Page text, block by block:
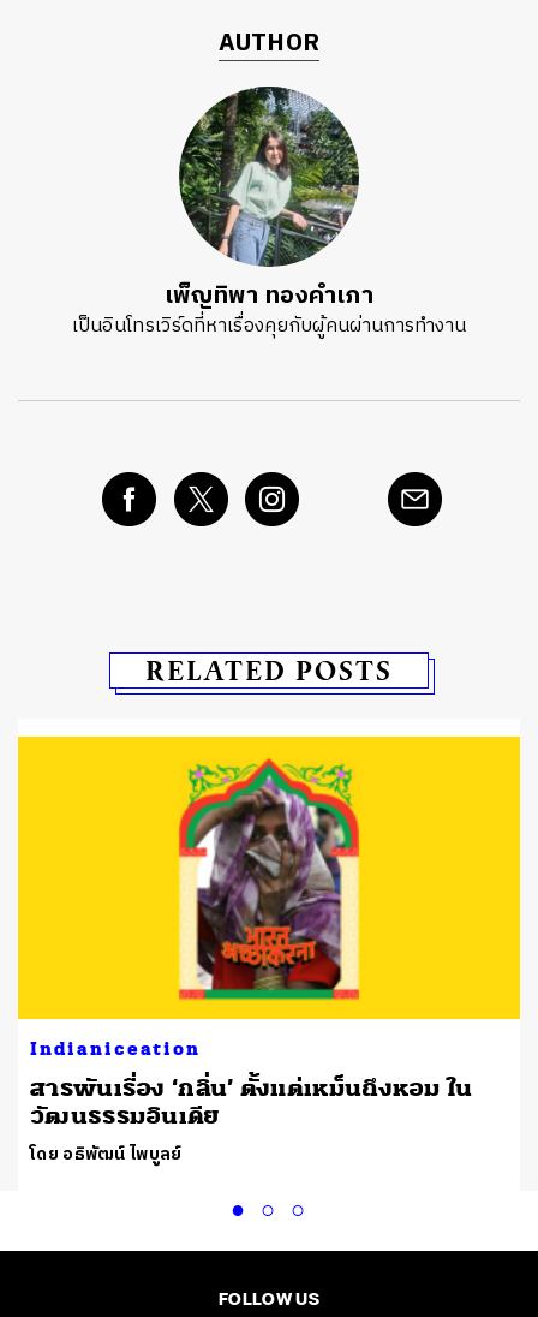
AUTHOR
เพ็ญทิพา ทองคำเภา
เป็นอินโทรเวิร์ดที่หาเรื่องคุยกับผู้คนผ่านการทำงาน
RELATED POSTS
Indianiceation
สารพันเรื่อง ‘กลิ่น’ ตั้งแต่เหม็นถึงหอม ใน
วัฒนธรรมอินเดีย
โดย อธิพัฒน์ ไพบูลย์
FOLLOW US